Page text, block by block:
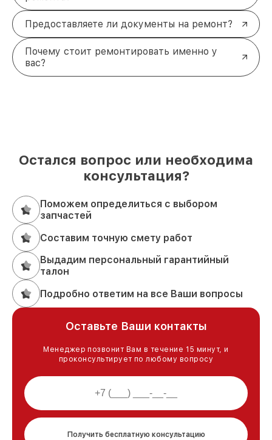
Предоставляете ли документы на ремонт?
Почему стоит ремонтировать именно у
вас?
Остался вопрос или необходима
консультация?
Поможем определиться с выбором
запчастей
Составим точную смету работ
Выдадим персональный гарантийный
талон
Подробно ответим на все Ваши вопросы
Оставьте Ваши контакты
Менеджер позвонит Вам в течение 15 минут, и
проконсультирует по любому вопросу
Получить бесплатную консультацию